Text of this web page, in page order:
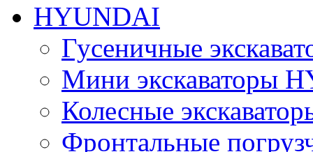
HYUNDAI
Гусеничные
Мини экскаваторы
Колесные
Фронтальные